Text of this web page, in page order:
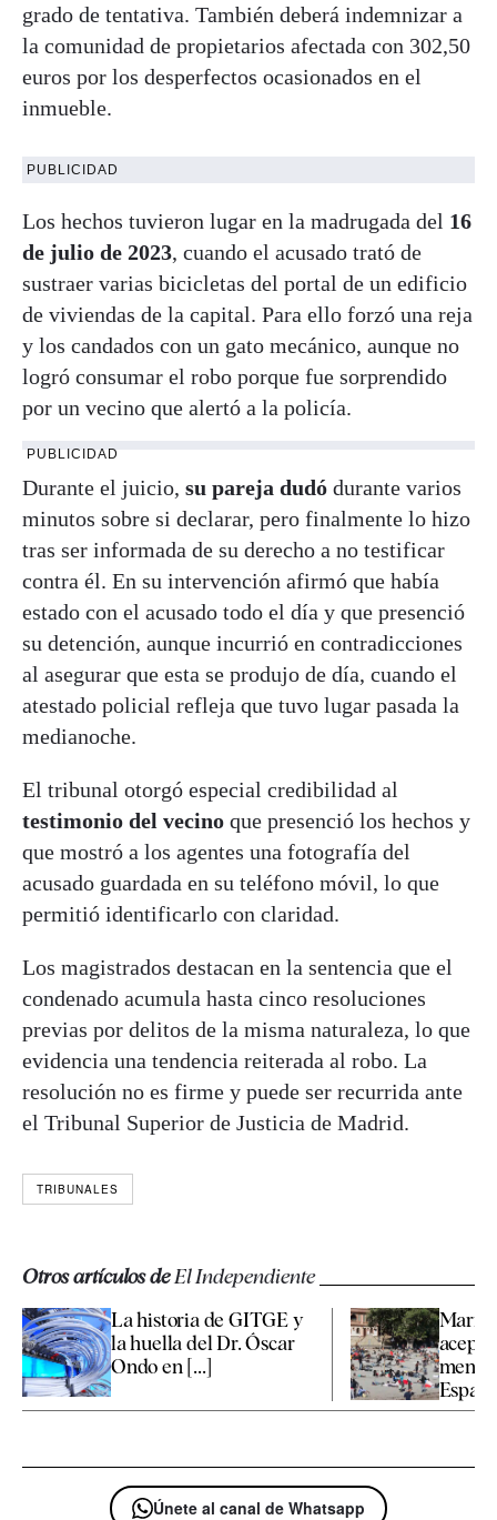
grado de tentativa. También deberá indemnizar a
la comunidad de propietarios afectada con 302,50
euros por los desperfectos ocasionados en el
inmueble.
PUBLICIDAD
Los hechos tuvieron lugar en la madrugada del 16
de julio de 2023, cuando el acusado trató de
sustraer varias bicicletas del portal de un edificio
de viviendas de la capital. Para ello forzó una reja
y los candados con un gato mecánico, aunque no
logró consumar el robo porque fue sorprendido
por un vecino que alertó a la policía.
PUBLICIDAD
Durante el juicio, su pareja dudó durante varios
minutos sobre si declarar, pero finalmente lo hizo
tras ser informada de su derecho a no testificar
contra él. En su intervención afirmó que había
estado con el acusado todo el día y que presenció
su detención, aunque incurrió en contradicciones
al asegurar que esta se produjo de día, cuando el
atestado policial refleja que tuvo lugar pasada la
medianoche.
El tribunal otorgó especial credibilidad al
testimonio del vecino que presenció los hechos y
que mostró a los agentes una fotografía del
acusado guardada en su teléfono móvil, lo que
permitió identificarlo con claridad.
Los magistrados destacan en la sentencia que el
condenado acumula hasta cinco resoluciones
previas por delitos de la misma naturaleza, lo que
evidencia una tendencia reiterada al robo. La
resolución no es firme y puede ser recurrida ante
el Tribunal Superior de Justicia de Madrid.
TRIBUNALES
Otros artículos deEl Independiente
La historia de GITGE y
la huella del Dr. Óscar
Ondo en [...]
Únete al canal de Whatsapp